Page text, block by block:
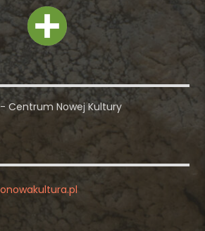
Centrum Nowej Kultury